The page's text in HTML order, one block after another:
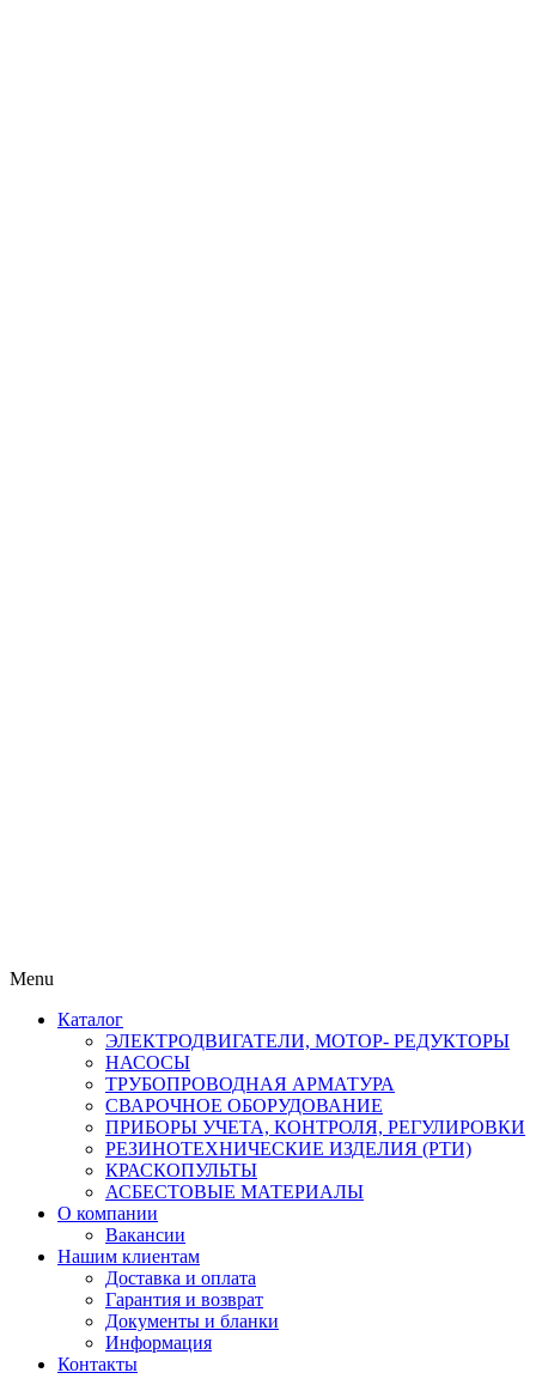
Menu
Каталог
ЭЛЕКТРОДВИГАТЕЛИ, МОТОР- РЕДУКТОРЫ
НАСОСЫ
ТРУБОПРОВОДНАЯ АРМАТУРА
СВАРОЧНОЕ ОБОРУДОВАНИЕ
ПРИБОРЫ УЧЕТА, КОНТРОЛЯ, РЕГУЛИРОВКИ
РЕЗИНОТЕХНИЧЕСКИЕ ИЗДЕЛИЯ (РТИ)
КРАСКОПУЛЬТЫ
АСБЕСТОВЫЕ МАТЕРИАЛЫ
О компании
Вакансии
Нашим клиентам
Доставка и оплата
Гарантия и возврат
Документы и бланки
Информация
Контакты